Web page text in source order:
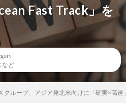
Fast Track」を
など
グループ、アジア発北米向けに「確実×高